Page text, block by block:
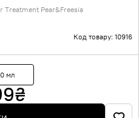
Treatment Pear&Freesia
Код товару: 10916
мл
₴